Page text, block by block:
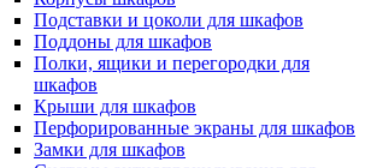
Подставки и цоколи для шкафов
Поддоны для шкафов
Полки, ящики и перегородки для
шкафов
Крыши для шкафов
Перфорированные экраны для шкафов
Замки для шкафов